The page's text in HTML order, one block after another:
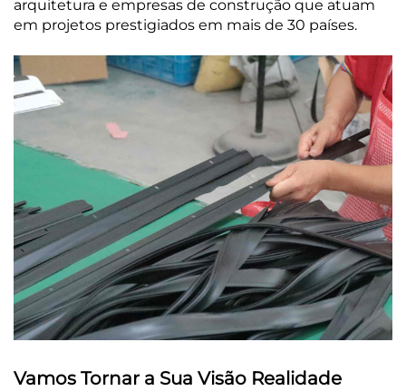
arquitetura e empresas de construção que atuam
em projetos prestigiados em mais de 30 países.
Vamos Tornar a Sua Visão Realidade